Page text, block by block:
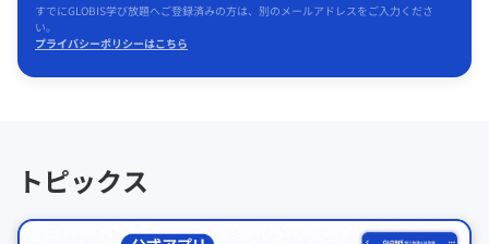
すでにGLOBIS学び放題へご登録済みの方は、別のメールアドレスをご入力くださ
い。
プライバシーポリシーはこちら
トピックス